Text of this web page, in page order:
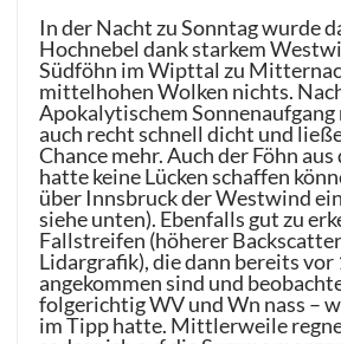
In der Nacht zu Sonntag wurde
Hochnebel dank starkem
Südföhn im Wipttal zu
mittelhohen Wolken nichts.
Apokalytischem
auch recht schnell dicht und
Chance mehr. Auch der Föhn
hatte keine Lücken schaffen
über Innsbruck der Westwind
siehe unten). Ebenfalls gut zu
Fallstreifen (höherer
Lidargrafik), die dann bereits vor
angekommen sind und
folgerichtig WV und Wn nass –
im Tipp hatte. Mittlerweile